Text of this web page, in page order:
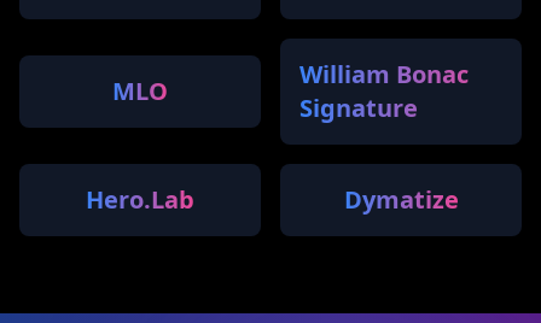
MLO
William Bonac
Signature
Hero.Lab Dymatize